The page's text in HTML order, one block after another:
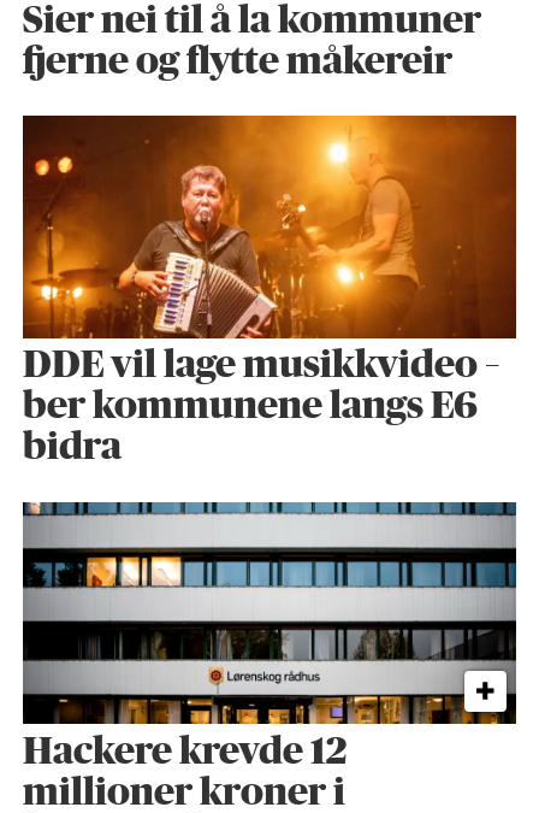
Sier nei til å la kommuner
fjerne og flytte måkereir
DDE vil lage musikkvideo –
ber kommunene langs E6
bidra
Hackere krevde 12
millioner kroner i